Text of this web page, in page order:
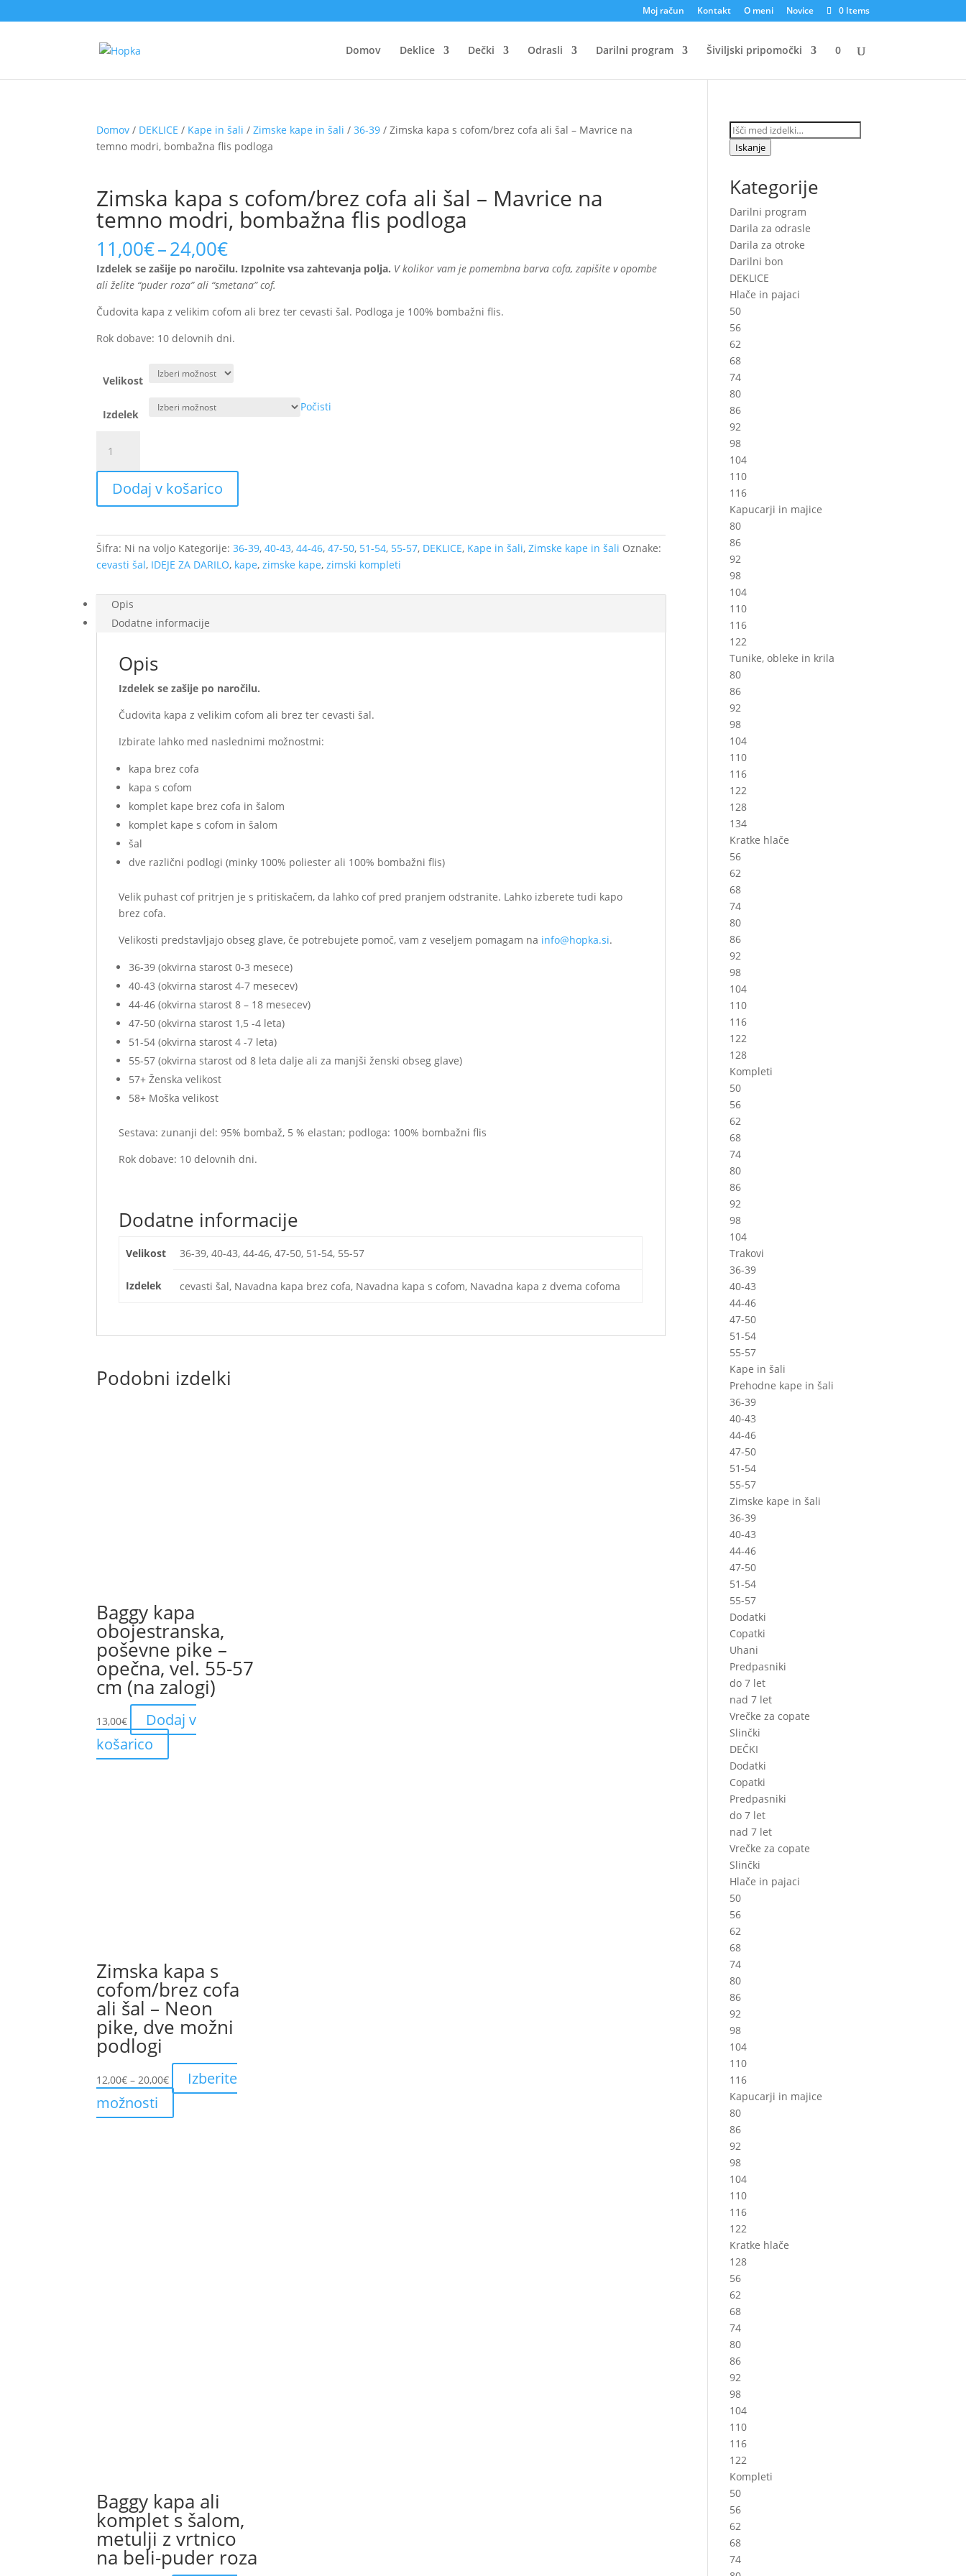
Moj račun Kontakt O meni Novice 0 Items
Domov Deklice Dečki Odrasli Darilni program Šiviljski pripomočki 0
Domov / DEKLICE / Kape in šali /Zimske kape in šali /36-39 / Zimska kapa s cofom/brez cofa ali šal – Mavrice na
temno modri, bombažna flis podloga
Zimska kapa s cofom/brez cofa ali šal – Mavrice na
temno modri, bombažna flis podloga
11,00€–24,00€Price
range:
11,00€
through
24,00€
Izdelek se zašije po naročilu. Izpolnite vsa zahtevanja polja. V kolikor vam je pomembna barva cofa, zapišite v opombe
ali želite “puder roza” ali “smetana” cof.
Čudovita kapa z velikim cofom ali brez ter cevasti šal. Podloga je 100% bombažni flis.
Rok dobave: 10 delovnih dni.
Velikost
Izdelek
Počisti
kapa
s
cofom/brez
cofa
šal
-
Mavrice
temno
modri,
bombažna
podloga
količina
Dodaj v košarico
Šifra: Ni na voljo Kategorije:36-39,40-43,44-46,47-50, 51-54, 55-57, DEKLICE, Kape in šali,Zimske kape in šali Oznake:
cevasti šal, IDEJE ZA DARILO, kape,zimske kape,zimski kompleti
Opis
Dodatne informacije
Opis
Izdelek se zašije po naročilu.
Čudovita kapa z velikim cofom ali brez ter cevasti šal.
Izbirate lahko med naslednimi možnostmi:
kapa brez cofa
kapa s cofom
komplet kape brez cofa in šalom
komplet kape s cofom in šalom
šal
dve različni podlogi (minky 100% poliester ali 100% bombažni flis)
Velik puhast cof pritrjen je s pritiskačem, da lahko cof pred pranjem odstranite. Lahko izberete tudi kapo
brez cofa.
Velikosti predstavljajo obseg glave, če potrebujete pomoč, vam z veseljem pomagam na info@hopka.si.
36-39 (okvirna starost 0-3 mesece)
40-43 (okvirna starost 4-7 mesecev)
44-46 (okvirna starost 8 – 18 mesecev)
47-50 (okvirna starost 1,5 -4 leta)
51-54 (okvirna starost 4 -7 leta)
55-57 (okvirna starost od 8 leta dalje ali za manjši ženski obseg glave)
57+ Ženska velikost
58+ Moška velikost
Sestava: zunanji del: 95% bombaž, 5 % elastan; podloga: 100% bombažni flis
Rok dobave: 10 delovnih dni.
Dodatne informacije
Velikost 36-39, 40-43, 44-46, 47-50, 51-54, 55-57
Izdelek cevasti šal, Navadna kapa brez cofa, Navadna kapa s cofom, Navadna kapa z dvema cofoma
Podobni izdelki
Baggy kapa
obojestranska,
poševne pike –
opečna, vel. 55-57
cm (na zalogi)
13,00€
Dodaj v
košarico
Zimska kapa s
cofom/brez cofa
ali šal – Neon
pike, dve možni
podlogi
12,00€ – 20,00€Price
range:
Izberite
možnosti
This
product
Baggy kapa ali
komplet s šalom,
metulji z vrtnico
na beli-puder roza
Išči:
Iskanje
Kategorije
Darilni program
Darila za odrasle
Darila za otroke
Darilni bon
DEKLICE
Hlače in pajaci
50
56
62
68
74
80
86
92
98
104
110
116
Kapucarji in majice
80
86
92
98
104
110
116
122
Tunike, obleke in krila
80
86
92
98
104
110
116
122
128
134
Kratke hlače
56
62
68
74
80
86
92
98
104
110
116
122
128
Kompleti
50
56
62
68
74
80
86
92
98
104
Trakovi
36-39
40-43
44-46
47-50
51-54
55-57
Kape in šali
Prehodne kape in šali
36-39
40-43
44-46
47-50
51-54
55-57
Zimske kape in šali
36-39
40-43
44-46
47-50
51-54
55-57
Dodatki
Copatki
Uhani
Predpasniki
do 7 let
nad 7 let
Vrečke za copate
Slinčki
DEČKI
Dodatki
Copatki
Predpasniki
do 7 let
nad 7 let
Vrečke za copate
Slinčki
Hlače in pajaci
50
56
62
68
74
80
86
92
98
104
110
116
Kapucarji in majice
80
86
92
98
104
110
116
122
Kratke hlače
128
56
62
68
74
80
86
92
98
104
110
116
122
Kompleti
50
56
62
68
74